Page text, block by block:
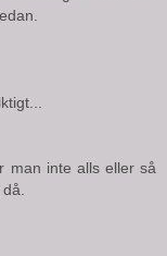
man inte alls eller så